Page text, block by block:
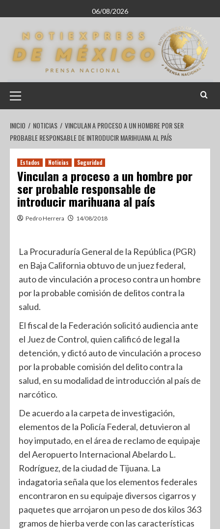
06/08/2026
INICIO NOTICIAS
VINCULAN A PROCESO A UN HOMBRE POR SER
PROBABLE RESPONSABLE DE INTRODUCIR MARIHUANA AL PAÍS
Estados Noticias Seguridad
Vinculan a proceso a un hombre por
ser probable responsable de
introducir marihuana al país
Pedro Herrera 14/08/2018
La Procuraduría General de la República (PGR)
en Baja California obtuvo de un juez federal,
auto de vinculación a proceso contra un hombre
por la probable comisión de delitos contra la
salud.
El fiscal de la Federación solicitó audiencia ante
el Juez de Control, quien calificó de legal la
detención, y dictó auto de vinculación a proceso
por la probable comisión del delito contra la
salud, en su modalidad de introducción al país de
narcótico.
De acuerdo a la carpeta de investigación,
elementos de la Policía Federal, detuvieron al
hoy imputado, en el área de reclamo de equipaje
del Aeropuerto Internacional Abelardo L.
Rodríguez, de la ciudad de Tijuana. La
indagatoria señala que los elementos federales
encontraron en su equipaje diversos cigarros y
paquetes que arrojaron un peso de dos kilos 363
gramos de hierba verde con las características